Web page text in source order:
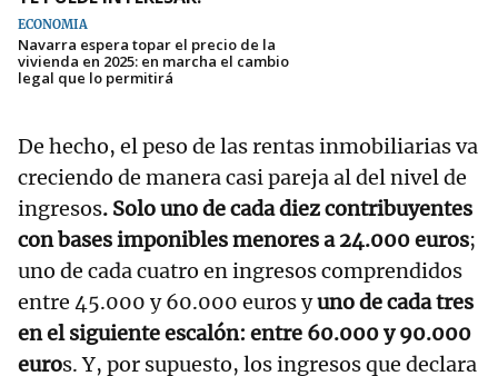
ECONOMÍA
Navarra espera topar el precio de la
vivienda en 2025: en marcha el cambio
legal que lo permitirá
De hecho, el peso de las rentas inmobiliarias va
creciendo de manera casi pareja al del nivel de
ingresos. Solo uno de cada diez contribuyentes
con bases imponibles menores a 24.000 euros;
uno de cada cuatro en ingresos comprendidos
entre 45.000 y 60.000 euros yuno de cada tres
en el siguiente escalón: entre 60.000 y 90.000
euros. Y, por supuesto, los ingresos que declara